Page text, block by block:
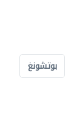
بوتشونغ